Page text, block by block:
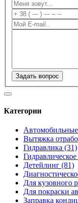
Задать вопрос
Категории
Вытяжка
Гидравлика (31)
Детейлинг (81)
Для кузовного
Для покраски
Заправка